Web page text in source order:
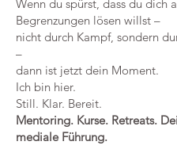
Wenn du spürst, dass du dich
Begrenzungen lösen willst –
nicht durch Kampf, sondern
–
dann ist jetzt dein Moment.
Ich bin hier.
Still. Klar. Bereit.
Mentoring. Kurse. Retreats.
mediale Führung.